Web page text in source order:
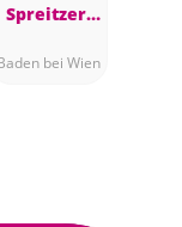
Spreitzer,
Chirurgin,
bei Wien